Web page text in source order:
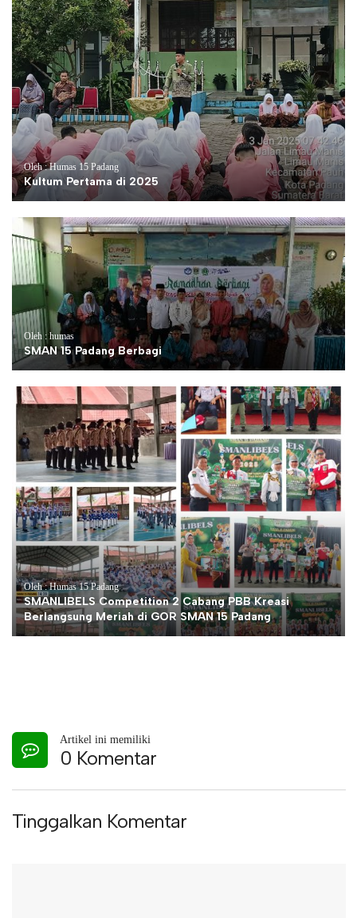
Oleh : Humas 15 Padang
Kultum Pertama di 2025
Oleh : humas
SMAN 15 Padang Berbagi
Oleh : Humas 15 Padang
SMANLIBELS Competition 2 Cabang PBB Kreasi
Berlangsung Meriah di GOR SMAN 15 Padang
Artikel ini memiliki
0 Komentar
Tinggalkan Komentar